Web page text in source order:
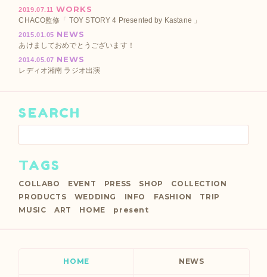
2019.07.11 WORKS
CHACO監修「 TOY STORY 4 Presented by Kastane 」
2015.01.05 NEWS
あけましておめでとうございます！
2014.05.07 NEWS
レディオ湘南 ラジオ出演
SEARCH
TAGS
COLLABO EVENT PRESS SHOP
COLLECTION
PRODUCTS
WEDDING INFO FASHION
TRIP
MUSIC
ART HOME present
HOME NEWS